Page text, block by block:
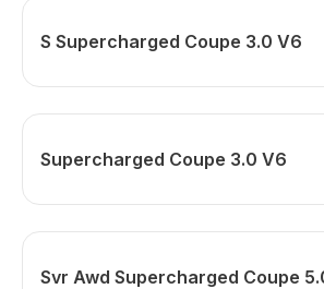
S Supercharged Coupe 3.0 V6
Supercharged Coupe 3.0 V6
Svr Awd Supercharged Coupe